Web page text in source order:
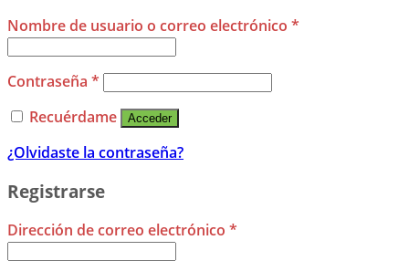
Nombre de usuario o correo electrónico *
Contraseña *
Recuérdame
Acceder
¿Olvidaste la contraseña?
Registrarse
Dirección de correo electrónico *